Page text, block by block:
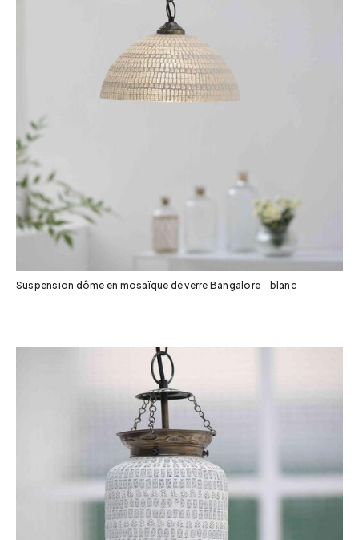
Suspension dôme en mosaïque de verre Bangalore – blanc